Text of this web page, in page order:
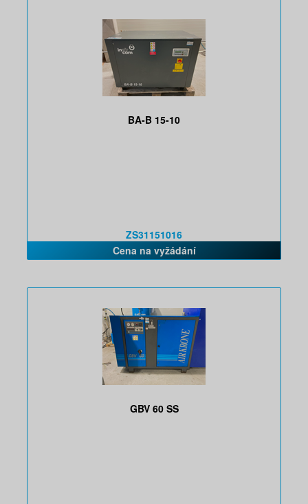
BA-B 15-10
ZS31151016
Cena na vyžádání
GBV 60 SS